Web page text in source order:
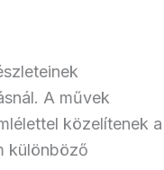
A művek
közelítenek a
különböző